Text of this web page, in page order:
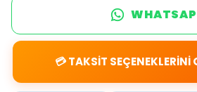
💳 TAKSİT SEÇENEKLERİNİ